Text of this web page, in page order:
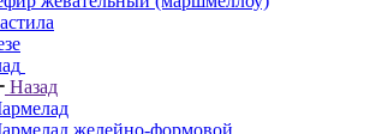
Назад
желейно-формовой